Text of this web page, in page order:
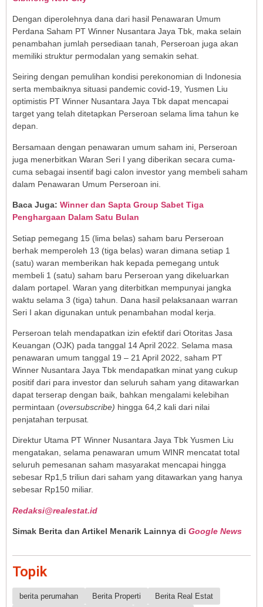
Dengan diperolehnya dana dari hasil Penawaran Umum
Perdana Saham PT Winner Nusantara Jaya Tbk, maka selain
penambahan jumlah persediaan tanah, Perseroan juga akan
memiliki struktur permodalan yang semakin sehat.
Seiring dengan pemulihan kondisi perekonomian di Indonesia
serta membaiknya situasi pandemic covid-19, Yusmen Liu
optimistis PT Winner Nusantara Jaya Tbk dapat mencapai
target yang telah ditetapkan Perseroan selama lima tahun ke
depan.
Bersamaan dengan penawaran umum saham ini, Perseroan
juga menerbitkan Waran Seri I yang diberikan secara cuma-
cuma sebagai insentif bagi calon investor yang membeli saham
dalam Penawaran Umum Perseroan ini.
Baca Juga: Winner dan Sapta Group Sabet Tiga
Penghargaan Dalam Satu Bulan
Setiap pemegang 15 (lima belas) saham baru Perseroan
berhak memperoleh 13 (tiga belas) waran dimana setiap 1
(satu) waran memberikan hak kepada pemegang untuk
membeli 1 (satu) saham baru Perseroan yang dikeluarkan
dalam portapel. Waran yang diterbitkan mempunyai jangka
waktu selama 3 (tiga) tahun. Dana hasil pelaksanaan warran
Seri I akan digunakan untuk penambahan modal kerja.
Perseroan telah mendapatkan izin efektif dari Otoritas Jasa
Keuangan (OJK) pada tanggal 14 April 2022. Selama masa
penawaran umum tanggal 19 – 21 April 2022, saham PT
Winner Nusantara Jaya Tbk mendapatkan minat yang cukup
positif dari para investor dan seluruh saham yang ditawarkan
dapat terserap dengan baik, bahkan mengalami kelebihan
permintaan (oversubscribe) hingga 64,2 kali dari nilai
penjatahan terpusat
Direktur Utama PT Winner Nusantara Jaya Tbk Yusmen Liu
mengatakan, selama penawaran umum WINR mencatat total
seluruh pemesanan saham masyarakat mencapai hingga
sebesar Rp1,5 triliun dari saham yang ditawarkan yang hanya
sebesar Rp150 miliar.
Redaksi@realestat.id
Simak Berita dan Artikel Menarik Lainnya di Google News
Topik
berita perumahan Berita Properti Berita Real Estat